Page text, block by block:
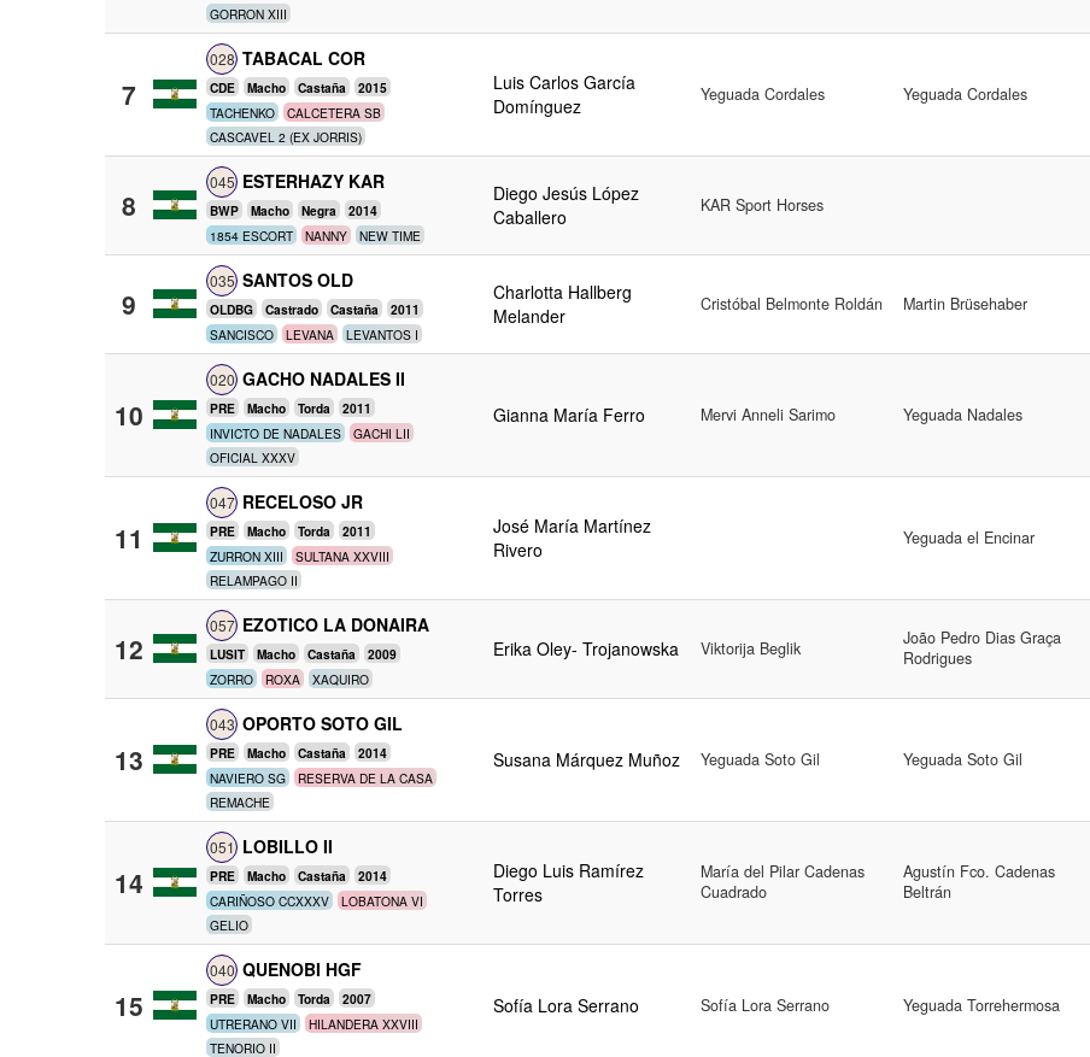
GORRON XIII
7
028 TABACAL COR
CDE Macho Castaña 2015
TACHENKO
CALCETERA SB
CASCAVEL 2 (EX JORRIS)
Luis Carlos García
Domínguez
Yeguada Cordales Yeguada Cordales
8
045 ESTERHAZY KAR
BWP Macho Negra 2014
1854 ESCORT NANNY NEW TIME
Diego Jesús López
Caballero
KAR Sport Horses
9
035 SANTOS OLD
OLDBG Castrado Castaña 2011
SANCISCO LEVANA LEVANTOS I
Charlotta Hallberg
Melander
Cristóbal Belmonte Roldán Martin Brüsehaber
10
020 GACHO NADALES II
PRE Macho Torda 2011
INVICTO DE NADALES
GACHI LII
OFICIAL XXXV
Gianna María Ferro Mervi Anneli Sarimo Yeguada Nadales
11
047 RECELOSO JR
PRE Macho Torda 2011
ZURRON XIII
SULTANA XXVIII
RELAMPAGO II
José María Martínez
Rivero
Yeguada el Encinar
12
057 EZOTICO LA DONAIRA
LUSIT Macho Castaña 2009
ZORRO ROXA XAQUIRO
Erika Oley- Trojanowska Viktorija Beglik
João Pedro Dias Graça
Rodrigues
13
043 OPORTO SOTO GIL
PRE Macho Castaña 2014
NAVIERO SG
RESERVA DE LA CASA
REMACHE
Susana Márquez Muñoz Yeguada Soto Gil Yeguada Soto Gil
14
051 LOBILLO II
PRE Macho Castaña 2014
CARIÑOSO CCXXXV
LOBATONA VI
GELIO
Diego Luis Ramírez
Torres
María del Pilar Cadenas
Cuadrado
Agustín Fco. Cadenas
Beltrán
15
040 QUENOBI HGF
PRE Macho Torda 2007
UTRERANO VII
HILANDERA XXVIII
TENORIO II
Sofía Lora Serrano Sofía Lora Serrano Yeguada Torrehermosa